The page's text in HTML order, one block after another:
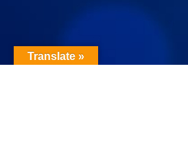
Translate »